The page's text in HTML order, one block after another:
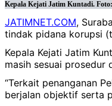
Kepala Kejati Jatim Kuntadi.
JATIMNET.COM,
tindak pidana korupsi
Kepala Kejati Jatim
masih sesuai prosedur
“Terkait penanganan
berjalan objektif serta